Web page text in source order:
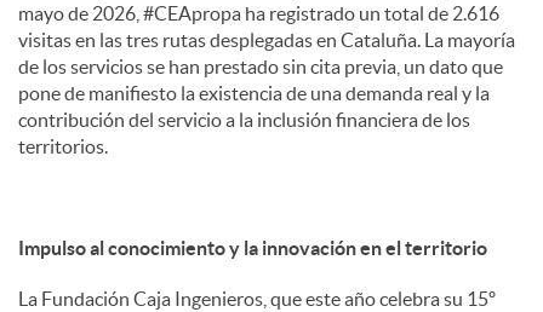
mayo de 2026, #CEApropa ha registrado un total de 2.616
visitas en las tres rutas desplegadas en Cataluña. La mayoría
de los servicios se han prestado sin cita previa, un dato que
pone de manifiesto la existencia de una demanda real y la
contribución del servicio a la inclusión financiera de los
territorios.
Impulso al conocimiento y la innovación en el territorio
La Fundación Caja Ingenieros, que este año celebra su 15º